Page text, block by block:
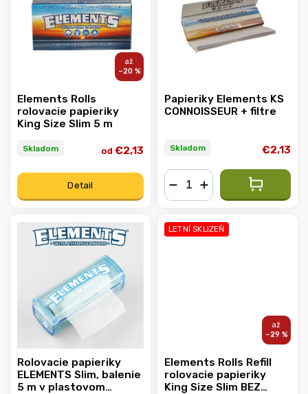
Abecedne
–20 %
Elements Rolls
rolovacie papieriky
King Size Slim 5 m
Skladom od €2,13
Detail
Papieriky Elements KS
CONNOISSEUR + filtre
Skladom €2,13
Rolovacie papieriky
ELEMENTS Slim, balenie
5 m v plastovom
LETNÍ SKLIZEŇ
–29 %
Elements Rolls Refill
rolovacie papieriky
King Size Slim BEZ